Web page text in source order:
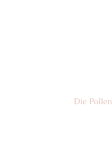
Die